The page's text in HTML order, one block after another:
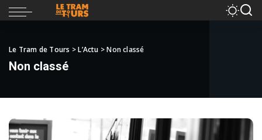
Le Tram de Tours >L’Actu >Non classé
Non classé